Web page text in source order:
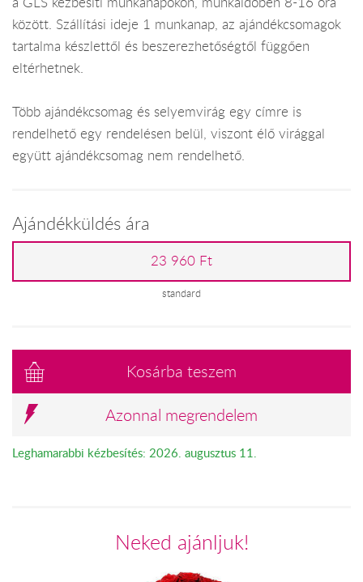
között. Szállítási ideje 1 munkanap, az ajándékcsomagok
tartalma készlettől és beszerezhetőségtől függően
eltérhetnek.
Több ajándékcsomag és selyemvirág egy címre is
rendelhető egy rendelésen belül, viszont élő virággal
együtt ajándékcsomag nem rendelhető.
Ajándékküldés ára
23 960 Ft
standard
Kosárba teszem
Azonnal megrendelem
Leghamarabbi kézbesítés: 2026. augusztus 11.
Neked ajánljuk!